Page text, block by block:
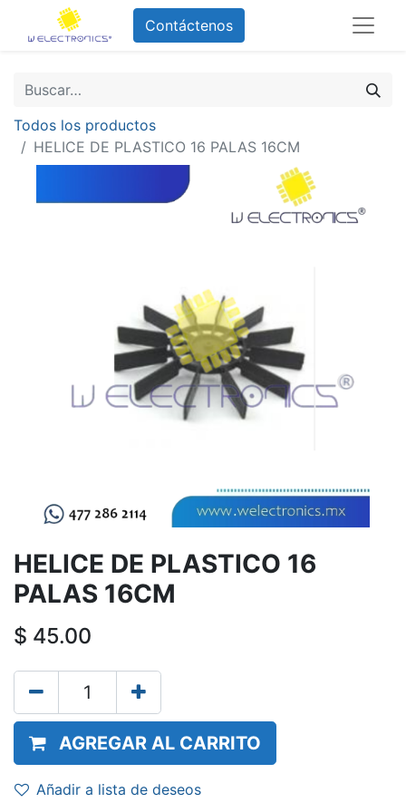
Contáctenos
Todos los productos
HELICE DE PLASTICO 16 PALAS 16CM
HELICE DE PLASTICO 16
PALAS 16CM
$ 45.00
AGREGAR AL CARRITO
Añadir a lista de deseos